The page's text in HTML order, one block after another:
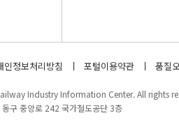
인정보처리방침 포털이용약관 품질
Industry Information Center. All rights
구 중앙로 242 국가철도공단 3층